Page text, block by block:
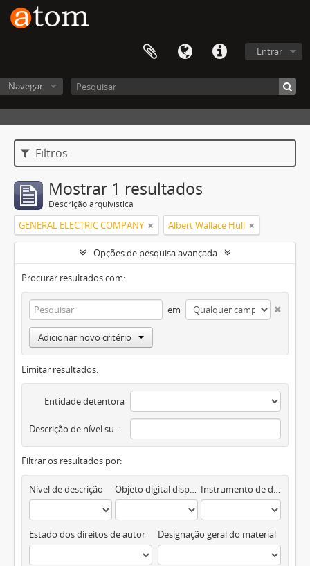
Entrar
Navegar
Filtros
Mostrar 1 resultados
Descrição arquivística
GENERAL ELECTRIC COMPANY Albert Wallace Hull
Opções de pesquisa avançada
Procurar resultados com:
em
Adicionar novo critério
Limitar resultados:
Entidade detentora
Descrição de nível superior
Filtrar os resultados por:
Nível de descrição Objeto digital disponível Instrumento de descrição documental
Estado dos direitos de autor Designação geral do material